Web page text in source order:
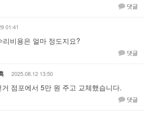
댓글
01:41
리비용은 얼마 정도지요?
댓글
2025.08.12 13:50
점포에서 5만 원 주고 교체했습니다.
댓글